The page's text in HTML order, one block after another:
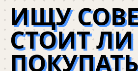
ИЩУ
СТОИТ ЛИ